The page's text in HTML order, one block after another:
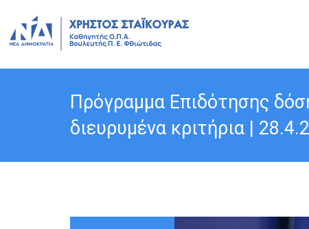
Πρόγραμμα Επιδότησης
διευρυμένα κριτήρια |